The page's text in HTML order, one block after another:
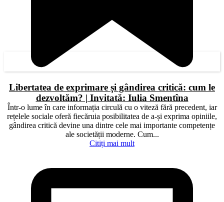
Libertatea de exprimare și gândirea critică: cum le
dezvoltăm? | Invitată: Iulia Smentîna
Într-o lume în care informația circulă cu o viteză fără precedent, iar
rețelele sociale oferă fiecăruia posibilitatea de a-și exprima opiniile,
gândirea critică devine una dintre cele mai importante competențe
ale societății moderne. Cum...
Citiți mai mult